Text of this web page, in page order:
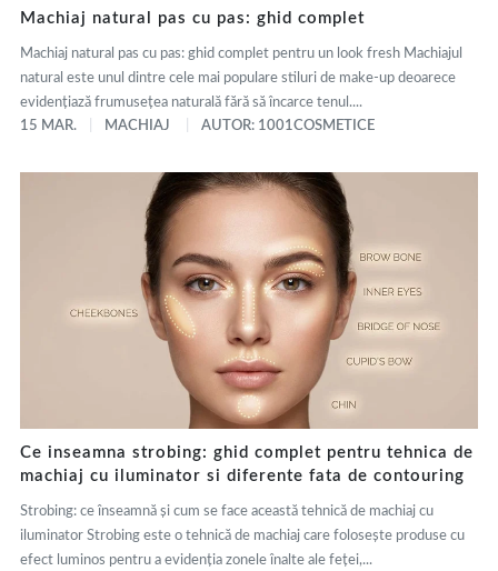
Machiaj natural pas cu pas: ghid complet
Machiaj natural pas cu pas: ghid complet pentru un look fresh Machiajul
natural este unul dintre cele mai populare stiluri de make-up deoarece
evidențiază frumusețea naturală fără să încarce tenul....
15 MAR.
MACHIAJ AUTOR: 1001COSMETICE
Ce inseamna strobing: ghid complet pentru tehnica de
machiaj cu iluminator si diferente fata de contouring
Strobing: ce înseamnă și cum se face această tehnică de machiaj cu
iluminator Strobing este o tehnică de machiaj care folosește produse cu
efect luminos pentru a evidenția zonele înalte ale feței,...